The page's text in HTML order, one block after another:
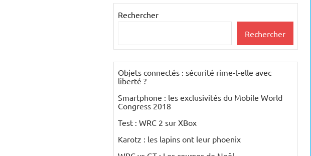
Rechercher
Rechercher
Objets connectés : sécurité rime-t-elle avec
liberté ?
Smartphone : les exclusivités du Mobile World
Congress 2018
Test : WRC 2 sur XBox
Karotz : les lapins ont leur phoenix